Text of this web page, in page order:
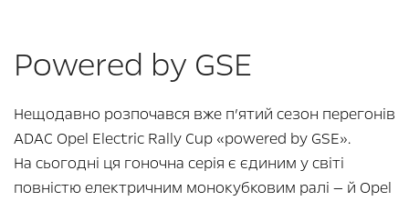
Powered by GSE
Нещодавно розпочався вже п’ятий сезон перегонів
ADAC Opel Electric Rally Cup «powered by GSE».
На сьогодні ця гоночна серія є єдиним у світі
повністю електричним монокубковим ралі — й Opel